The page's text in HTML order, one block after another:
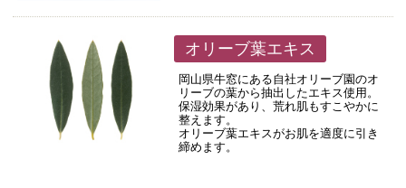
オリーブ葉エキス
岡山県牛窓にある自社オリーブ園のオ
リーブの葉から抽出したエキス使用。
保湿効果があり、荒れ肌もすこやかに
整えます。
オリーブ葉エキスがお肌を適度に引き
締めます。